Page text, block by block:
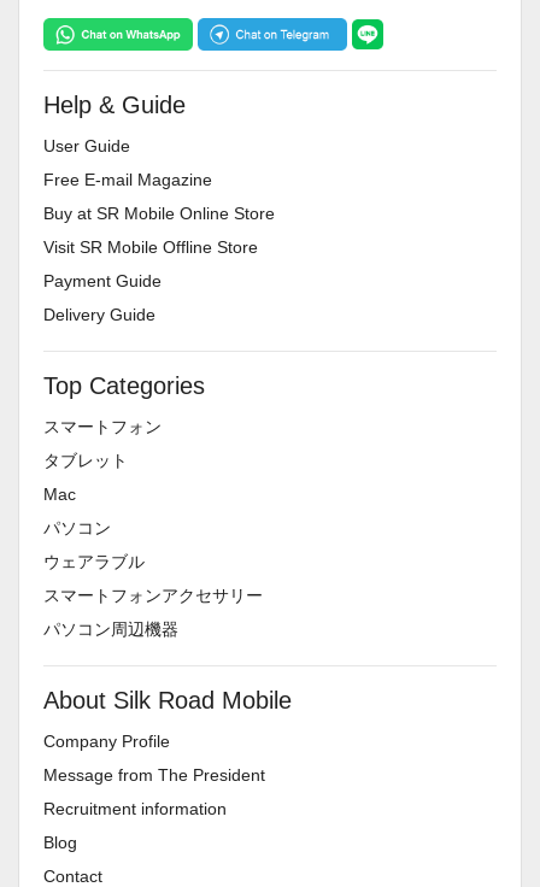
Help & Guide
User Guide
Free E-mail Magazine
Buy at SR Mobile Online Store
Visit SR Mobile Offline Store
Payment Guide
Delivery Guide
Top Categories
スマートフォン
タブレット
Mac
パソコン
ウェアラブル
スマートフォンアクセサリー
パソコン周辺機器
About Silk Road Mobile
Company Profile
Message from The President
Recruitment information
Blog
Contact